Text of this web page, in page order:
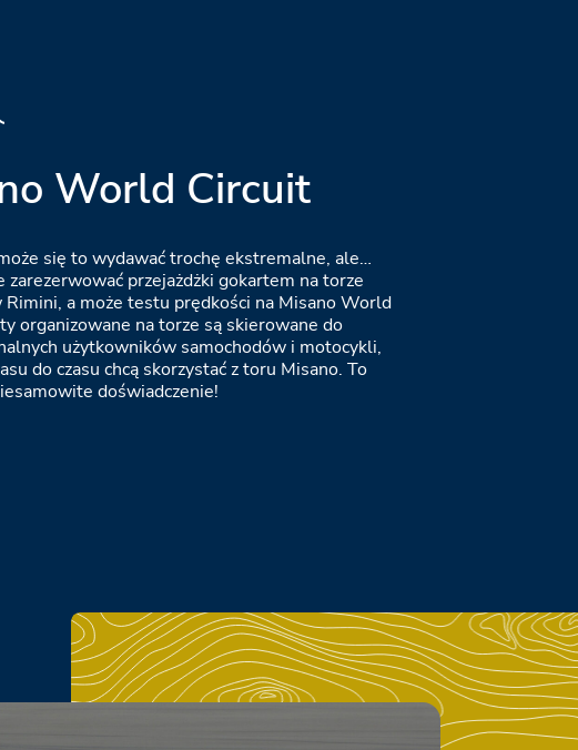
World Circuit
się to wydawać trochę ekstremalne, ale…
zarezerwować przejażdżki gokartem na torze
Rimini, a może testu prędkości na Misano World
organizowane na torze są skierowane do
użytkowników samochodów i motocykli,
do czasu chcą skorzystać z toru Misano. To
doświadczenie!